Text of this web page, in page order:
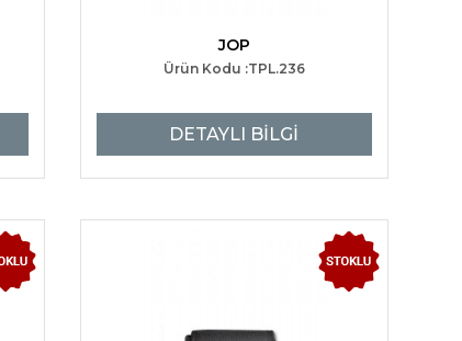
JOP
Ürün Kodu :TPL.236
DETAYLI BİLGİ